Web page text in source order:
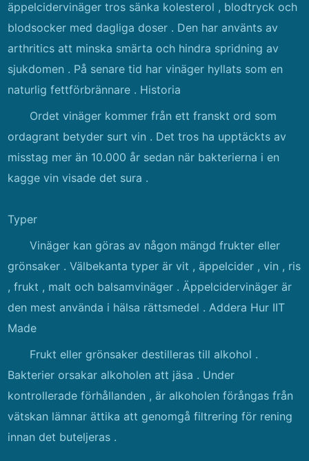
äppelcidervinäger tros sänka kolesterol , blodtryck och
blodsocker med dagliga doser . Den har använts av
arthritics att minska smärta och hindra spridning av
sjukdomen . På senare tid har vinäger hyllats som en
naturlig fettförbrännare . Historia
Ordet vinäger kommer från ett franskt ord som
ordagrant betyder surt vin . Det tros ha upptäckts av
misstag mer än 10.000 år sedan när bakterierna i en
kagge vin visade det sura .
Typer
Vinäger kan göras av någon mängd frukter eller
grönsaker . Välbekanta typer är vit , äppelcider , vin , ris
, frukt , malt och balsamvinäger . Äppelcidervinäger är
den mest använda i hälsa rättsmedel . Addera Hur IIT
Made
Frukt eller grönsaker destilleras till alkohol .
Bakterier orsakar alkoholen att jäsa . Under
kontrollerade förhållanden , är alkoholen förångas från
vätskan lämnar ättika att genomgå filtrering för rening
innan det buteljeras .